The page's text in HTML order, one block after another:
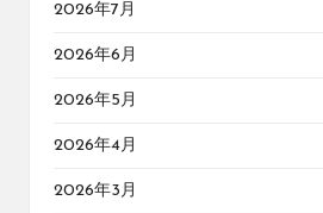
2026年7月
2026年6月
2026年5月
2026年4月
2026年3月